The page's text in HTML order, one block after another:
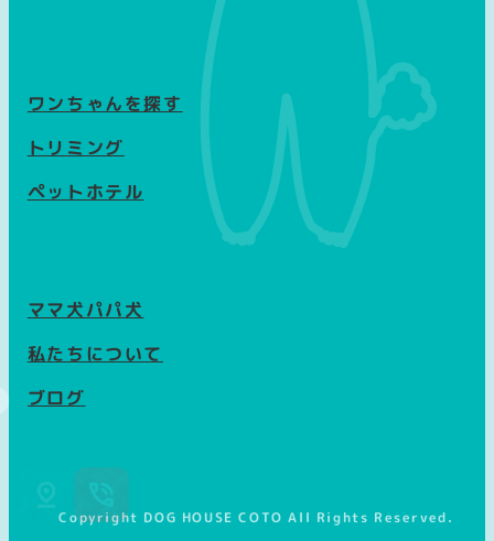
ワンちゃんを探す
トリミング
ペットホテル
ママ犬パパ犬
私たちについて
ブログ
Copyright DOG HOUSE COTO All Rights Reserved.